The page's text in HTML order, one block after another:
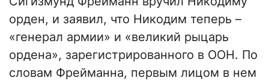
орден, и заявил, что Никодим теперь –
«генерал армии» и «великий рыцарь
ордена», зарегистрированного в ООН. По
словам Фрейманна, первым лицом в нем